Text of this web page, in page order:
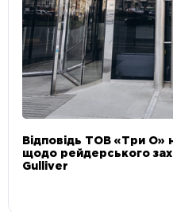
Відповідь ТОВ «Три О»
щодо рейдерського
Gulliver